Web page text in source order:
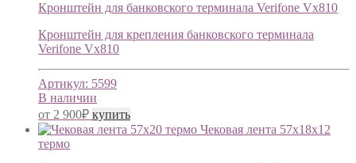
Кронштейн для банковского терминала Verifone Vx810
Кронштейн для крепления банковского терминала
Verifone Vx810
Артикул: 5599
В наличии
от 2 900₽ купить
Чековая лента 57х18х12
термо